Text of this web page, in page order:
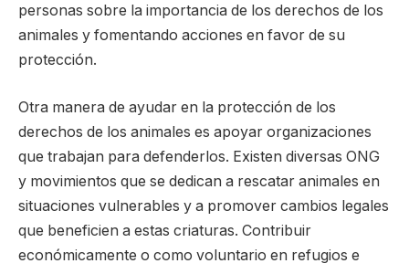
personas sobre la importancia de los derechos de los
animales y fomentando acciones en favor de su
protección.
Otra manera de ayudar en la protección de los
derechos de los animales es apoyar organizaciones
que trabajan para defenderlos. Existen diversas ONG
y movimientos que se dedican a rescatar animales en
situaciones vulnerables y a promover cambios legales
que beneficien a estas criaturas. Contribuir
económicamente o como voluntario en refugios e